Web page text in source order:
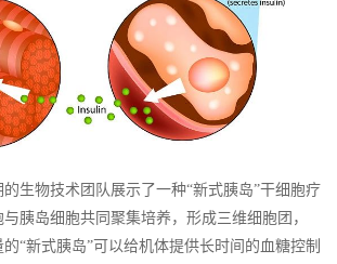
的生物技术团队展示了一种“新式胰岛”干细胞疗
胰岛细胞共同聚集培养，形成三维细胞团，
“新式胰岛”可以给机体提供长时间的血糖控制